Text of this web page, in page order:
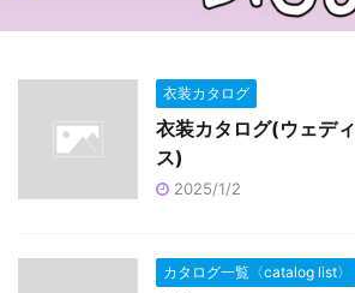
衣装カタログ
衣装カタログ(ウェデ
ス)
2025/1/2
カタログ一覧〈catalog list〉